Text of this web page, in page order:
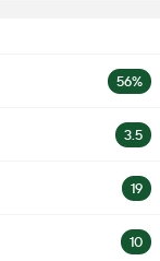
56%
3.5
19
10